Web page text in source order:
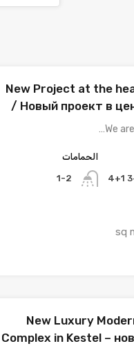
New Project at the
/ Новый проект в
We
الحمامات
1-2
sq
New Luxury
Complex in Kestel –